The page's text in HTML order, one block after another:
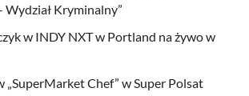
Wydział Kryminalny”
w INDY NXT w Portland na żywo w
„SuperMarket Chef” w Super Polsat